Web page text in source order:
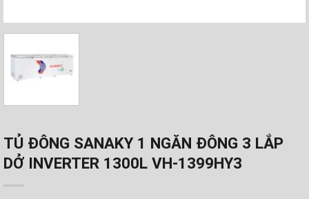
TỦ ĐÔNG SANAKY 1 NGĂN ĐÔNG 3 LẮP
DỞ INVERTER 1300L VH-1399HY3